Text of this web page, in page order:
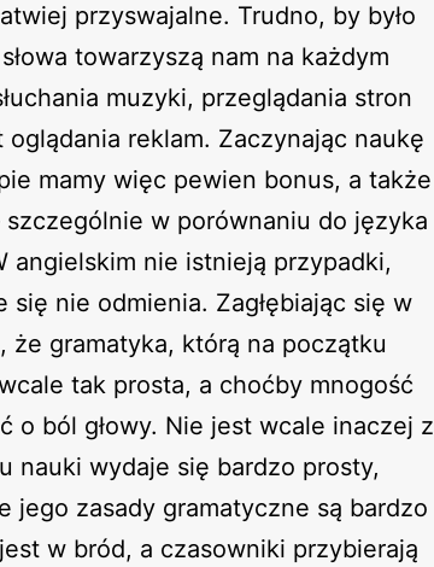
przyswajalne. Trudno, by było
towarzyszą nam na każdym
muzyki, przeglądania stron
reklam. Zaczynając naukę
mamy więc pewien bonus, a także
w porównaniu do języka
angielskim nie istnieją przypadki,
nie odmienia. Zagłębiając się w
że gramatyka, którą na początku
tak prosta, a choćby mnogość
o ból głowy. Nie jest wcale inaczej z
nauki wydaje się bardzo prosty,
jego zasady gramatyczne są bardzo
w bród, a czasowniki przybierają